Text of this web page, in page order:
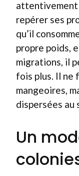
attentivement
repérer ses
qu’il
propre poids,
migrations, il
fois plus. Il ne
mangeoires,
dispersées au
Un